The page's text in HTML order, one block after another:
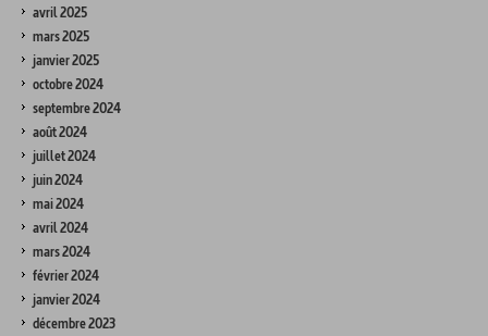
avril 2025
mars 2025
janvier 2025
octobre 2024
septembre 2024
août 2024
juillet 2024
juin 2024
mai 2024
avril 2024
mars 2024
février 2024
janvier 2024
décembre 2023